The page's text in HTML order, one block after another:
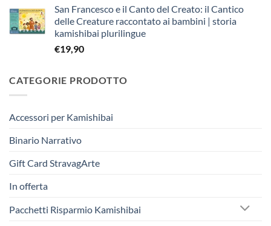
originale
era:
€263,40.
attuale
è:
€250,00.
San Francesco e il Canto del Creato: il Cantico
delle Creature raccontato ai bambini | storia
kamishibai plurilingue
€19,90
CATEGORIE PRODOTTO
Accessori per Kamishibai
Binario Narrativo
Gift Card StravagArte
In offerta
Pacchetti Risparmio Kamishibai